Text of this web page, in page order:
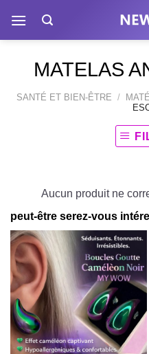
contenu
MATELAS
SANTÉ ET BIEN-ÊTRE /
Aucun produit ne
peut-être serez-vous